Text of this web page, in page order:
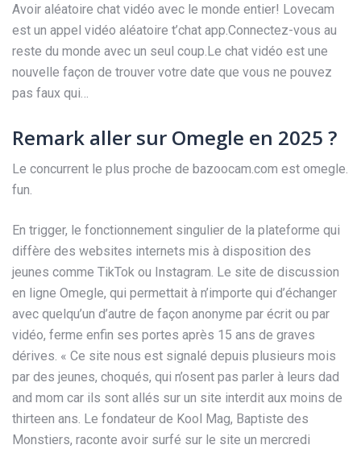
Avoir aléatoire chat vidéo avec le monde entier! Lovecam
est un appel vidéo aléatoire t’chat app.Connectez-vous au
reste du monde avec un seul coup.Le chat vidéo est une
nouvelle façon de trouver votre date que vous ne pouvez
pas faux qui…
Remark aller sur Omegle en 2025 ?
Le concurrent le plus proche de bazoocam.com est omegle.
fun.
En trigger, le fonctionnement singulier de la plateforme qui
diffère des websites internets mis à disposition des
jeunes comme TikTok ou Instagram. Le site de discussion
en ligne Omegle, qui permettait à n’importe qui d’échanger
avec quelqu’un d’autre de façon anonyme par écrit ou par
vidéo, ferme enfin ses portes après 15 ans de graves
dérives. « Ce site nous est signalé depuis plusieurs mois
par des jeunes, choqués, qui n’osent pas parler à leurs dad
and mom car ils sont allés sur un site interdit aux moins de
thirteen ans. Le fondateur de Kool Mag, Baptiste des
Monstiers, raconte avoir surfé sur le site un mercredi